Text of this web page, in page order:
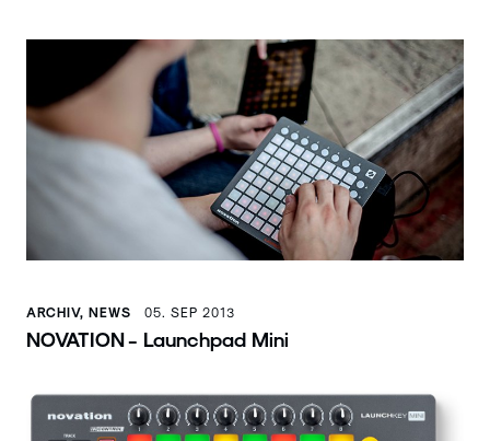
ARCHIV, NEWS 05. SEP 2013
NOVATION - Launchpad Mini